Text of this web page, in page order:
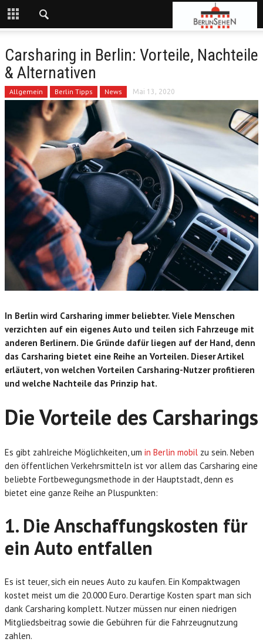
Carsharing in Berlin: Vorteile, Nachteile
& Alternativen
Allgemein Berlin Tipps News Mai 13, 2020
In Berlin wird Carsharing immer beliebter. Viele Menschen
verzichten auf ein eigenes Auto und teilen sich Fahrzeuge mit
anderen Berlinern. Die Gründe dafür liegen auf der Hand, denn
das Carsharing bietet eine Reihe an Vorteilen. Dieser Artikel
erläutert, von welchen Vorteilen Carsharing-Nutzer profitieren
und welche Nachteile das Prinzip hat.
Die Vorteile des Carsharings
Es gibt zahlreiche Möglichkeiten, um in Berlin mobil zu sein. Neben
den öffentlichen Verkehrsmitteln ist vor allem das Carsharing eine
beliebte Fortbewegungsmethode in der Hauptstadt, denn es
bietet eine ganze Reihe an Pluspunkten:
1. Die Anschaffungskosten für
ein Auto entfallen
Es ist teuer, sich ein neues Auto zu kaufen. Ein Kompaktwagen
kostet meist um die 20.000 Euro. Derartige Kosten spart man sich
dank Carsharing komplett. Nutzer müssen nur einen niedrigen
Mitgliedsbeitrag sowie die Gebühren für die Fahrzeugnutzung
zahlen.